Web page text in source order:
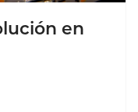
en